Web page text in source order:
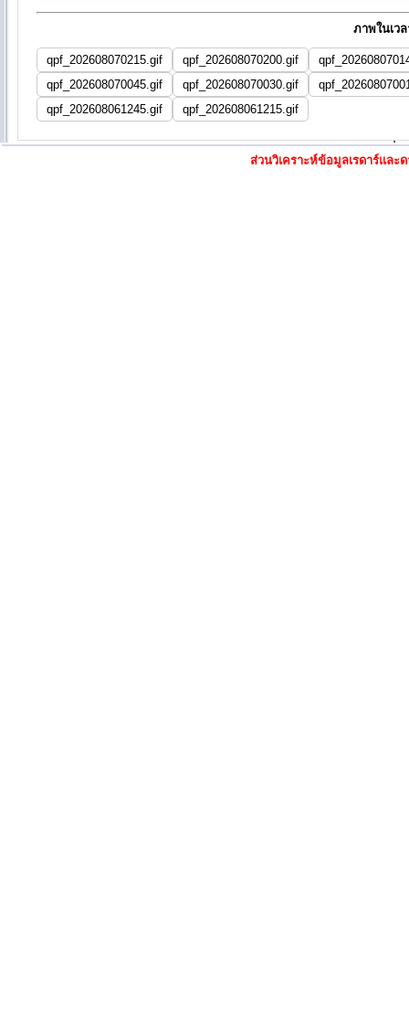
ภาพในเว
qpf_202608070215.gif qpf_202608070200.gif
qpf_202608070045.gif
qpf_202608070030.gif
qpf_202608061245.gif
qpf_202608061215.gif
ส่วนวิเคราะห์ข้อมูลเรดาร์แล